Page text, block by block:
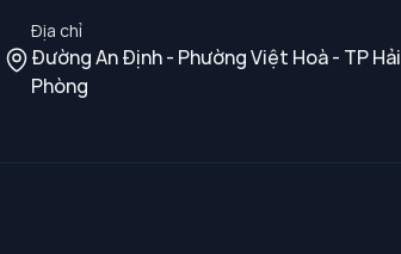
Địa chỉ
Đường An Định - Phường Việt Hoà - TP Hải
Phòng